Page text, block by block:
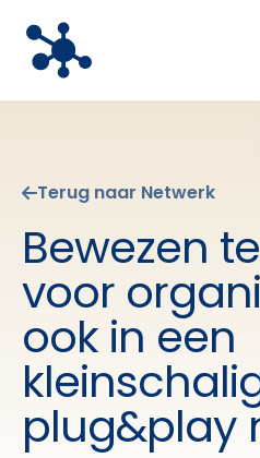
Terug naar Netwerk
Bewezen
voor
ook in een
plug&play